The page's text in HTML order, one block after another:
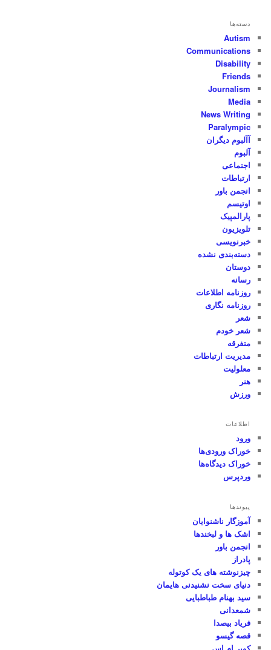
دسته‌ها
Autism
Communications
Disability
Friends
Journalism
Media
News Writing
Paralympic
آآلبوم دیگران
آلبوم
اجتماعی
ارتباطات
انجمن باور
اوتیسم
پارالمپیک
تلویزیون
خبرنویسی
دسته‌بندی نشده
دوستان
رسانه
روزنامه اطلاعات
روزنامه نگاری
شعر
شعر خودم
متفرقه
مدیریت ارتباطات
معلولیت
هنر
ورزش
اطلاعات
ورود
خوراک ورودی‌ها
خوراک دیدگاه‌ها
وردپرس
پیوندها
آموزگار ناشنوایان
اشک ها و لبخندها
انجمن باور
پادراز
چیزنوشته های یک کوتوله
دنیای سخت نشنیدنی هایمان
سید بهنام طباطبایی
شمعدانی
فریاد بیصدا
قصه گیسو